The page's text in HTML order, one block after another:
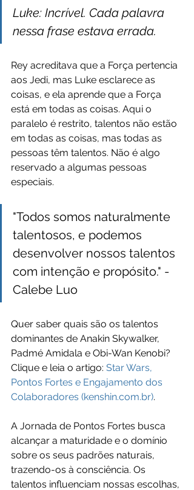
Luke: Incrível. Cada palavra
nessa frase estava errada.
Rey acreditava que a Força pertencia
aos Jedi, mas Luke esclarece as
coisas, e ela aprende que a Força
está em todas as coisas. Aqui o
paralelo é restrito, talentos não estão
em todas as coisas, mas todas as
pessoas têm talentos. Não é algo
reservado a algumas pessoas
especiais.
"Todos somos naturalmente
talentosos, e podemos
desenvolver nossos talentos
com intenção e propósito." -
Calebe Luo
Quer saber quais são os talentos
dominantes de Anakin Skywalker,
Padmé Amidala e Obi-Wan Kenobi?
Clique e leia o artigo: Star Wars,
Pontos Fortes e Engajamento dos
Colaboradores (kenshin.com.br).
A Jornada de Pontos Fortes busca
alcançar a maturidade e o domínio
sobre os seus padrões naturais,
trazendo-os à consciência. Os
talentos influenciam nossas escolhas,